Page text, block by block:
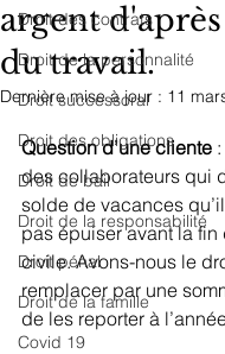
Droit des contrats
Droit de la personnalité
Droit successoral
Droit des obligations
Droit de bail
Droit de la responsabilité
Droit pénal
Droit de la famille
Covid 19
argent
du travail.
Dernière mise à jour : 11
Question d’une cliente
des collaborateurs qui
solde de vacances
pas épuiser avant la fin
civile. Avons-nous le
remplacer par une
de les reporter à